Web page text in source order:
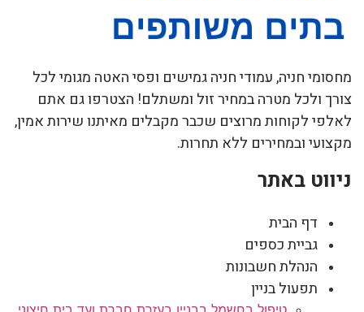
מחסומי חניה, עמודי חניה גמישים ופסי האטה מגומי לכל
צורך ולכל מטרה במחיר זול ומשתלם! הצטרפו גם אתם
לאלפי לקוחות מרוצים שכבר מקבלים מאיתנו שירות אמין,
מקצועי ובמחירים ללא תחרות.
ניווט באתר
דף הבית
גביית כספים
הנהלת חשבונות
תפעול בניין